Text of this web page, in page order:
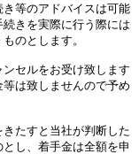
等のアドバイスは可能
きを実際に行う際には
のとします。
セルをお受け致します
は致しませんので予め
たすと当社が判断した
し、着手金は全額を申